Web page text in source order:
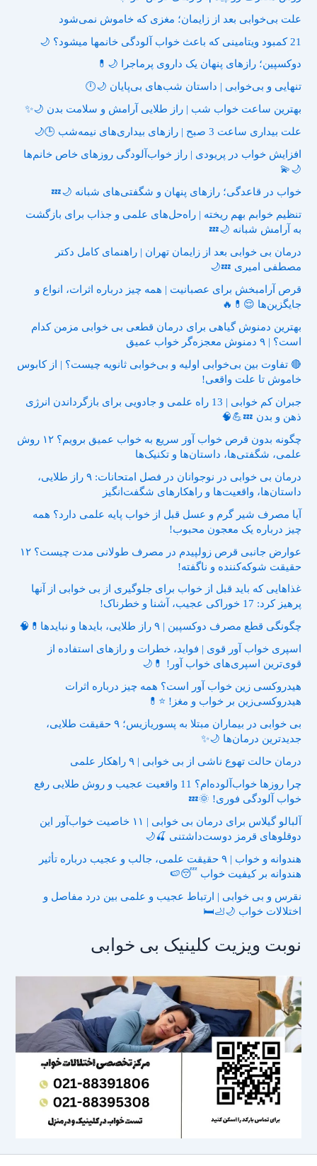
علت بی‌خوابی بعد از زایمان؛ مغزی که خاموش نمی‌شود
21 کمبود ویتامینی که باعث خواب آلودگی خانمها میشود؟ 🌙
دوکسپین؛ رازهای پنهان یک داروی پرماجرا 🌙💊
تنهایی و بی‌خوابی | داستان شب‌های بی‌پایان 🌙🕛
بهترین ساعت خواب شب | راز طلایی آرامش و سلامت بدن 🌙✨
علت بیداری ساعت 3 صبح | رازهای بیداری‌های نیمه‌شب 🕒🌙
افزایش خواب در پریودی | راز خواب‌آلودگی روزهای خاص خانم‌ها
🌙💫
خواب در قاعدگی؛ رازهای پنهان و شگفتی‌های شبانه 🌙💤
تنظیم خوابم بهم ریخته | راه‌حل‌های علمی و جذاب برای بازگشت
به آرامش شبانه 🌙💤
درمان بی خوابی بعد از زایمان تهران | راهنمای کامل دکتر
مصطفی امیری 💤🌙
قرص آرامبخش برای عصبانیت | همه چیز درباره اثرات، انواع و
جایگزین‌ها 😌💊🔥
بهترین دمنوش گیاهی برای درمان قطعی بی خوابی مزمن کدام
است؟ | ۹ دمنوش معجزه‌گر خواب عمیق
🔴 تفاوت بین بی‌خوابی اولیه و بی‌خوابی ثانویه چیست؟ | از کابوس
خاموش تا علت واقعی!
جبران کم خوابی | 13 راه علمی و جادویی برای بازگرداندن انرژی
ذهن و بدن 💤💪🧠
چگونه بدون قرص خواب آور سریع به خواب عمیق برویم؟ ۱۲ روش
علمی، شگفتی‌ها، داستان‌ها و تکنیک‌ها
درمان بی خوابی در نوجوانان در فصل امتحانات: ۹ راز طلایی،
داستان‌ها، واقعیت‌ها و راهکارهای شگفت‌انگیز
آیا مصرف شیر گرم و عسل قبل از خواب پایه علمی دارد؟ همه
چیز درباره یک معجون محبوب!
عوارض جانبی قرص زولپیدم در مصرف طولانی مدت چیست؟ ۱۲
حقیقت شوکه‌کننده و ناگفته!
غذاهایی که باید قبل از خواب برای جلوگیری از بی خوابی از آنها
پرهیز کرد: 17 خوراکی عجیب، آشنا و خطرناک!
چگونگی قطع مصرف دوکسپین | ۹ راز طلایی، بایدها و نبایدها💊🧠
اسپری خواب آور قوی | فواید، خطرات و رازهای استفاده از
قوی‌ترین اسپری‌های خواب آور! 💊🌙
هیدروکسی زین خواب آور است؟ همه چیز درباره اثرات
هیدروکسی‌زین بر خواب و مغز! ⭐💊
بی خوابی در بیماران مبتلا به پسوریازیس؛ ۹ حقیقت طلایی،
جدیدترین درمان‌ها 🌙✨
درمان حالت تهوع ناشی از بی خوابی | ۹ راهکار علمی
چرا روزها خواب‌آلوده‌ام؟ 11 واقعیت عجیب و روش طلایی رفع
خواب آلودگی فوری! 🌞💤
آلبالو گیلاس برای درمان بی خوابی | ۱۱ خاصیت خواب‌آور این
دوقلوهای قرمز دوست‌داشتنی 🍒🌙
هندوانه و خواب | ۹ حقیقت علمی، جالب و عجیب درباره تأثیر
هندوانه بر کیفیت خواب 😴🍉
نقرس و بی خوابی | ارتباط عجیب و علمی بین درد مفاصل و
اختلالات خواب 🌙🦶🛏️
نوبت ویزیت کلینیک بی خوابی